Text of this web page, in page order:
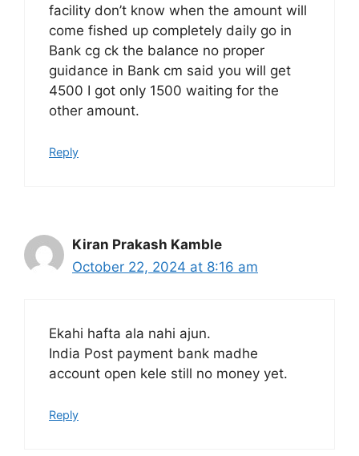
facility don’t know when the amount will
come fished up completely daily go in
Bank cg ck the balance no proper
guidance in Bank cm said you will get
4500 I got only 1500 waiting for the
other amount.
Reply
Kiran Prakash Kamble
October 22, 2024 at 8:16 am
Ekahi hafta ala nahi ajun.
India Post payment bank madhe
account open kele still no money yet.
Reply